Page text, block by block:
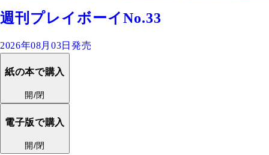
週刊プレイボーイNo.33
2026年08月03日発売
紙の本で購入
開/閉
電子版で購入
開/閉